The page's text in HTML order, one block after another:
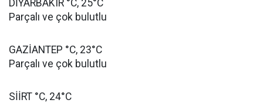
DİYARBAKIR °C, 25°C
Parçalı ve çok bulutlu
GAZİANTEP °C, 23°C
Parçalı ve çok bulutlu
SİİRT °C, 24°C